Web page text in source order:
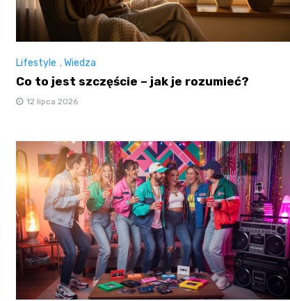
Lifestyle ,Wiedza
Co to jest szczęście – jak je rozumieć?
12 lipca 2026